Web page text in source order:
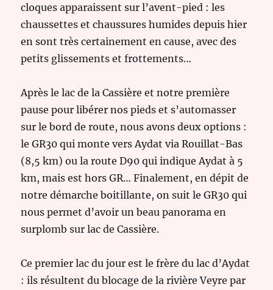
cloques apparaissent sur l’avent-pied : les
chaussettes et chaussures humides depuis hier
en sont très certainement en cause, avec des
petits glissements et frottements…
Après le lac de la Cassière et notre première
pause pour libérer nos pieds et s’automasser
sur le bord de route, nous avons deux options :
le GR30 qui monte vers Aydat via Rouillat-Bas
(8,5 km) ou la route D90 qui indique Aydat à 5
km, mais est hors GR… Finalement, en dépit de
notre démarche boitillante, on suit le GR30 qui
nous permet d’avoir un beau panorama en
surplomb sur lac de Cassière.
Ce premier lac du jour est le frère du lac d’Aydat
: ils résultent du blocage de la rivière Veyre par